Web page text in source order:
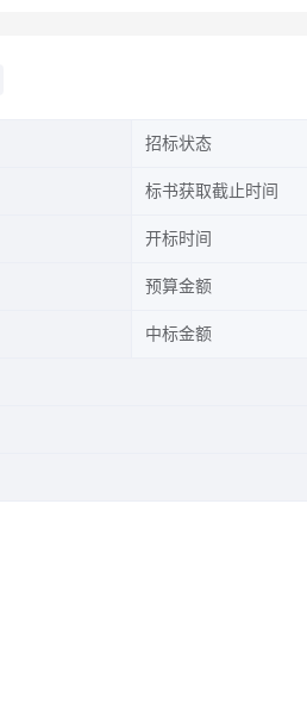
招标状态
标书获取截止时间
开标时间
预算金额
中标金额